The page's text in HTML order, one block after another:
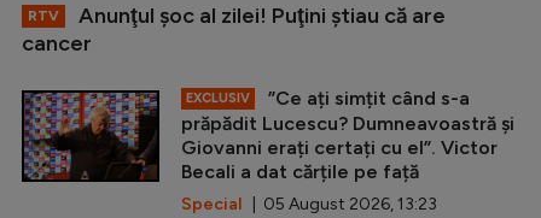
RTV
Anunţul şoc al zilei! Puţini ştiau că are
cancer
EXCLUSIV
”Ce ați simțit când s-a
prăpădit Lucescu? Dumneavoastră și
Giovanni erați certați cu el”. Victor
Becali a dat cărțile pe față
Special | 05 August 2026, 13:23